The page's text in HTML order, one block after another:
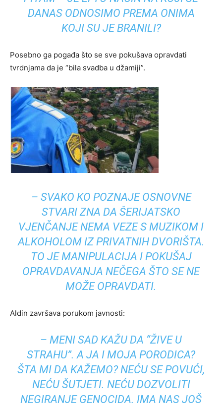
DANAS ODNOSIMO PREMA ONIMA
KOJI SU JE BRANILI?
Posebno ga pogađa što se sve pokušava opravdati
tvrdnjama da je “bila svadba u džamiji”.
– SVAKO KO POZNAJE OSNOVNE
STVARI ZNA DA ŠERIJATSKO
VJENČANJE NEMA VEZE S MUZIKOM I
ALKOHOLOM IZ PRIVATNIH DVORIŠTA.
TO JE MANIPULACIJA I POKUŠAJ
OPRAVDAVANJA NEČEGA ŠTO SE NE
MOŽE OPRAVDATI.
Aldin završava porukom javnosti:
– MENI SAD KAŽU DA “ŽIVE U
STRAHU”. A JA I MOJA PORODICA?
ŠTA MI DA KAŽEMO? NEĆU SE POVUĆI,
NEĆU ŠUTJETI. NEĆU DOZVOLITI
NEGIRANJE GENOCIDA. IMA NAS JOŠ